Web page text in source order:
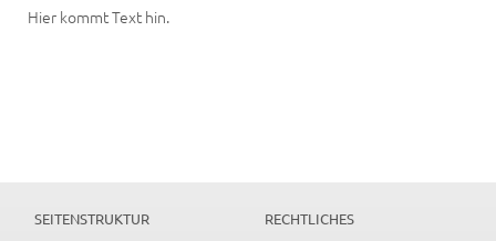
Hier kommt Text hin.
SEITENSTRUKTUR RECHTLICHES